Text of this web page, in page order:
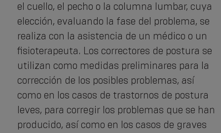
el cuello, el pecho o la columna lumbar, cuya
elección, evaluando la fase del problema, se
realiza con la asistencia de un médico o un
fisioterapeuta. Los correctores de postura se
utilizan como medidas preliminares para la
corrección de los posibles problemas, así
como en los casos de trastornos de postura
leves, para corregir los problemas que se han
producido, así como en los casos de graves